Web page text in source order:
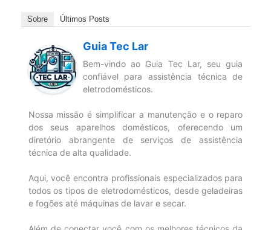
Sobre Últimos Posts
Guia Tec Lar
Bem-vindo ao Guia Tec Lar, seu guia
confiável para assistência técnica de
eletrodomésticos.
Nossa missão é simplificar a manutenção e o reparo
dos seus aparelhos domésticos, oferecendo um
diretório abrangente de serviços de assistência
técnica de alta qualidade.
Aqui, você encontra profissionais especializados para
todos os tipos de eletrodomésticos, desde geladeiras
e fogões até máquinas de lavar e secar.